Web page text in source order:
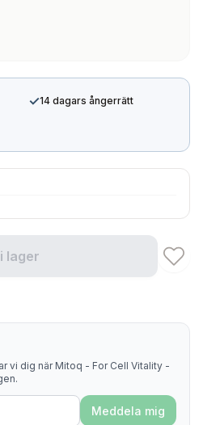
✓14 dagars ångerrätt
lager
vi dig när Mitoq - For Cell Vitality -
Meddela mig